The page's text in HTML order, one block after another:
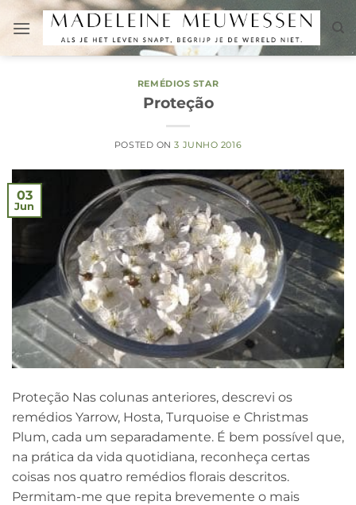
content
REMÉDIOS STAR
Proteção
POSTED ON3 JUNHO 2016
03
Jun
Proteção Nas colunas anteriores, descrevi os
remédios Yarrow, Hosta, Turquoise e Christmas
Plum, cada um separadamente. É bem possível que,
na prática da vida quotidiana, reconheça certas
coisas nos quatro remédios florais descritos.
Permitam-me que repita brevemente o mais